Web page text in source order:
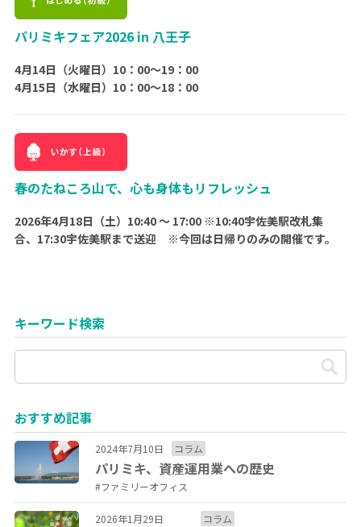
パリミキフェア2026 in 八王子
4月14日（火曜日）10：00〜19：00
4月15日（水曜日）10：00～18：00
春のたねころ山で、心も身体もリフレッシュ
2026年4月18日（土）10:40 ～ 17:00 ※10:40宇佐美駅改札集
合、17:30宇佐美駅まで送迎 ※今回は日帰りのみの開催です。
キーワード検索
おすすめ記事
2024年7月10日 コラム
パリミキ、資産運用業への歴史
#ファミリーオフィス
2026年1月29日 コラム